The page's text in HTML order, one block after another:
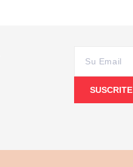
SUSCRITE